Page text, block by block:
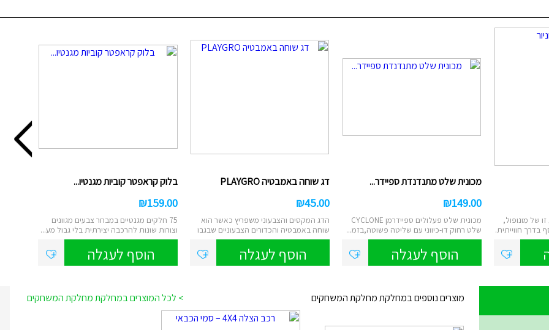
של מונופול,
חווייתית.
מכונית שלט מתנדנדת ספיידר...
149.00
₪
מכונית שלט פעלולים ספיידרמן CYCLONE
שלט רחוק דו-כיווני עם שליטה פשוטה,בזמ...
הוסף לעגלה
דג שוחה באמבטיה PLAYGRO
45.00
₪
הדג המקסים והצבעוני משפריץ כאשר הוא
שוחה באמבטיה והכדורים הצבעוניים שבגבו
משק...
הוסף לעגלה
בלוק קראפטר קוביות מגנטיו...
159.00
₪
75 חלקים מגנטיים במבחר צבעים מגוונים
וצורות שונות להרכבה יצירתית בלי גבול מע...
הוסף לעגלה
מוצרים נוספים במחלקת מחלקת המשחקים > לכל המוצרים במחלקת מחלקת המשחקים